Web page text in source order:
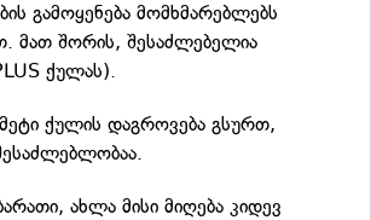
გამოყენება მომხმარებლებს
მათ შორის, შესაძლებელია
ქულას).
ქულის დაგროვება გსურთ,
ახლა მისი მიღება კიდევ